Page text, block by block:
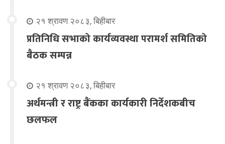
२१ श्रावण २०८३, बिहीबार
प्रतिनिधि सभाको कार्यव्यवस्था परामर्श समितिको
बैठक सम्पन्न
२१ श्रावण २०८३, बिहीबार
अर्थमन्त्री र राष्ट्र बैंकका कार्यकारी निर्देशकबीच
छलफल